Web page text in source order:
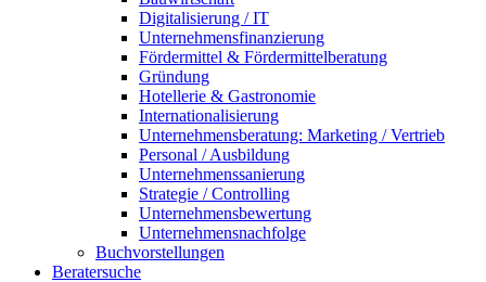
Digitalisierung / IT
Unternehmensfinanzierung
Fördermittel & Fördermittelberatung
Gründung
Hotellerie & Gastronomie
Internationalisierung
Unternehmensberatung: Marketing / Vertrieb
Personal / Ausbildung
Unternehmenssanierung
Strategie / Controlling
Unternehmensbewertung
Unternehmensnachfolge
Buchvorstellungen
Beratersuche